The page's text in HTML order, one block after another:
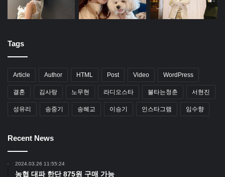
Tags
Article Author HTML Post Video WordPress
결혼 김사랑 노무현 라디오스타 불타는청춘 서현진
성유리 송중기 송혜교 이승기 인스타그램 임수향
Recent News
2024.03.26 11:55:24
농협 대파 한단 875원 구매 가능